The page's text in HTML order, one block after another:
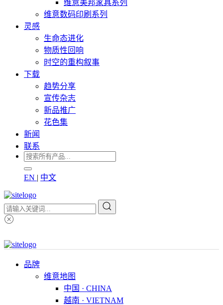
维意美邦家具系列
维意数码印刷系列
灵感
生命态进化
物质性回响
时空的重构叙事
下载
趋势分享
宣传杂志
新品推广
花色集
新闻
联系
EN | 中文
品牌
维意地图
中国 · CHINA
越南 · VIETNAM